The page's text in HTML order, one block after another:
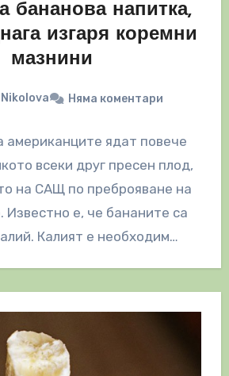
бананова напитка,
изгаря коремни
мазнини
Няма коментари
американците ядат повече
всеки друг пресен плод,
на САЩ по преброяване на
Известно е, че бананите са
Калият е необходим…